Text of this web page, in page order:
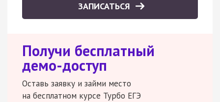
ЗАПИСАТЬСЯ
Получи бесплатный
демо-доступ
Оставь заявку и займи место
на бесплатном курсе Турбо ЕГЭ